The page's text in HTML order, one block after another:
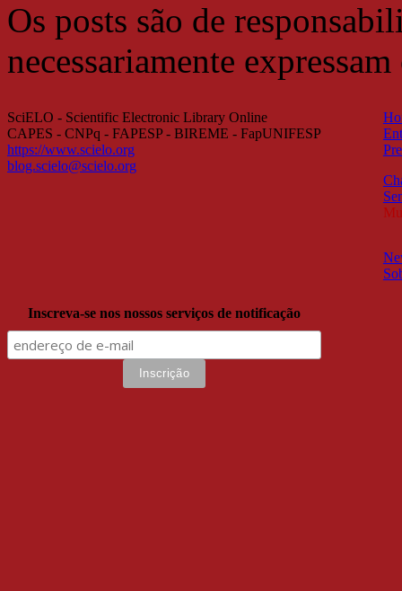
Os posts são de
necessariamente
SciELO - Scientific Electronic Library Online
CAPES - CNPq - FAPESP - BIREME - FapUNIFESP
https://www.scielo.org
blog.scielo@scielo.org
Inscreva-se nos nossos serviços de notificação